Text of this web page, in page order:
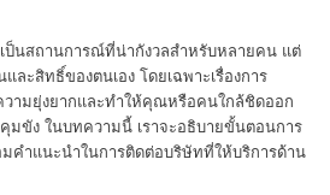
ป็นสถานการณ์ที่น่ากังวลสำหรับหลายคน แต่
ะสิทธิ์ของตนเอง โดยเฉพาะเรื่องการ
ามยุ่งยากและทำให้คุณหรือคนใกล้ชิดออก
ขัง ในบทความนี้ เราจะอธิบายขั้นตอนการ
คำแนะนำในการติดต่อบริษัทที่ให้บริการด้าน